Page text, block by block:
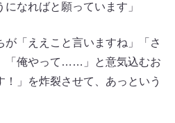
なればと願っています」
が「ええこと言いますね」「さ
「俺やって……」と意気込むお
！」を炸裂させて、あっという